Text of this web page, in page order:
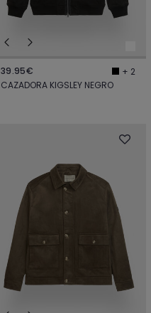
39.95€
+ 2
CAZADORA KIGSLEY NEGRO